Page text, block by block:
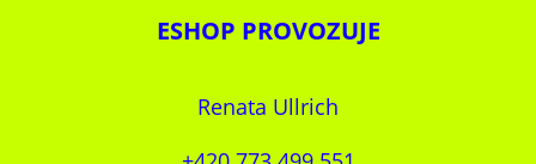
ESHOP PROVOZUJE
Renata Ullrich